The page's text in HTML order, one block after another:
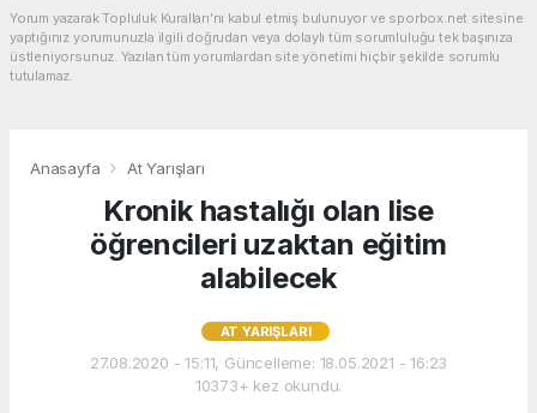
Yorum yazarak Topluluk Kuralları’nı kabul etmiş bulunuyor ve sporbox.net sitesine
yaptığınız yorumunuzla ilgili doğrudan veya dolaylı tüm sorumluluğu tek başınıza
üstleniyorsunuz. Yazılan tüm yorumlardan site yönetimi hiçbir şekilde sorumlu
tutulamaz.
Anasayfa At Yarışları
Kronik hastalığı olan lise
öğrencileri uzaktan eğitim
alabilecek
AT YARIŞLARI
27.08.2020 - 15:11, Güncelleme: 18.05.2021 - 16:23
10373+ kez okundu.